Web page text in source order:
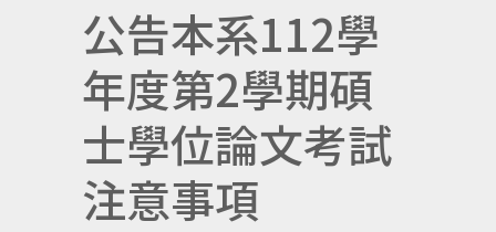
公告本系112學
年度第2學期碩
士學位論文考試
注意事項